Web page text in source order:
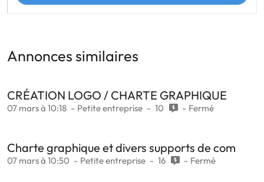
Annonces similaires
CRÉATION LOGO / CHARTE GRAPHIQUE
07 mars à 10:18 Petite entreprise 10 Fermé
Charte graphique et divers supports de com
07 mars à 10:50 Petite entreprise 16 Fermé